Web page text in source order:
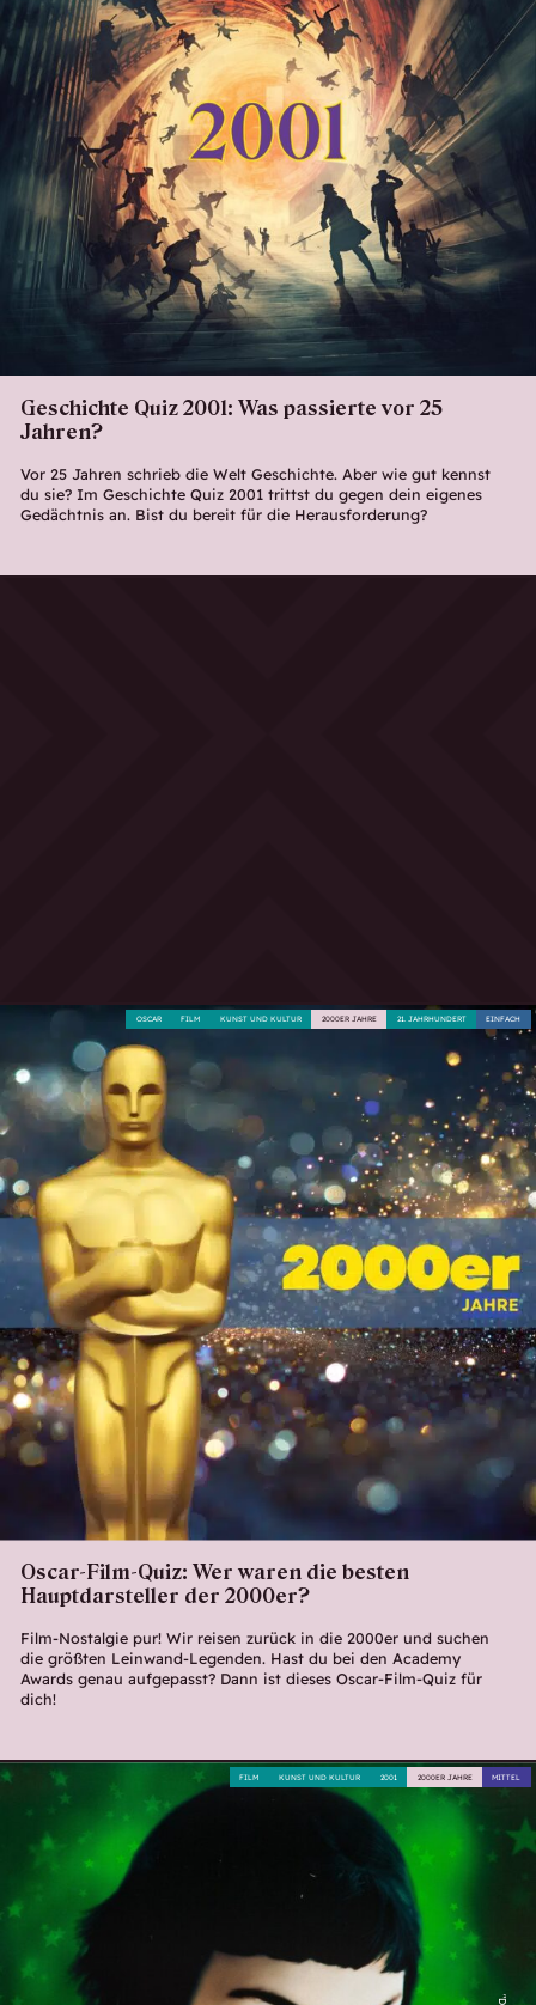
Geschichte Quiz 2001: Was passierte vor 25
Jahren?
Vor 25 Jahren schrieb die Welt Geschichte. Aber wie gut kennst
du sie? Im Geschichte Quiz 2001 trittst du gegen dein eigenes
Gedächtnis an. Bist du bereit für die Herausforderung?
Oscar-Film-Quiz: Wer waren die besten
Hauptdarsteller der 2000er?
Film-Nostalgie pur! Wir reisen zurück in die 2000er und suchen
die größten Leinwand-Legenden. Hast du bei den Academy
Awards genau aufgepasst? Dann ist dieses Oscar-Film-Quiz für
dich!
EINFACH
21. JAHRHUNDERT
2000ER JAHRE
KUNST UND KULTUR
FILM
OSCAR
MITTEL
2000ER JAHRE
2001
KUNST UND KULTUR
FILM